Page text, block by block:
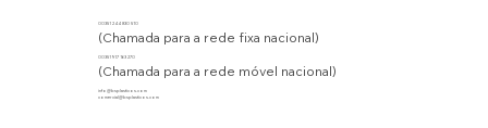
00351 244 830 510
(Chamada para a rede fixa nacional)
00351 917 163 270
(Chamada para a rede móvel nacional)
info@bsplasticos.com
comercial@bsplasticos.com